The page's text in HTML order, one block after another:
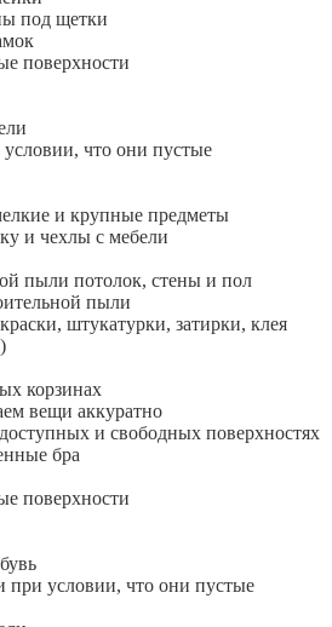
под щетки
поверхности
что они пустые
и крупные предметы
и чехлы с мебели
пыли потолок, стены и пол
пыли
штукатурки, затирки, клея
корзинах
вещи аккуратно
и свободных поверхностях
бра
поверхности
условии, что они пустые